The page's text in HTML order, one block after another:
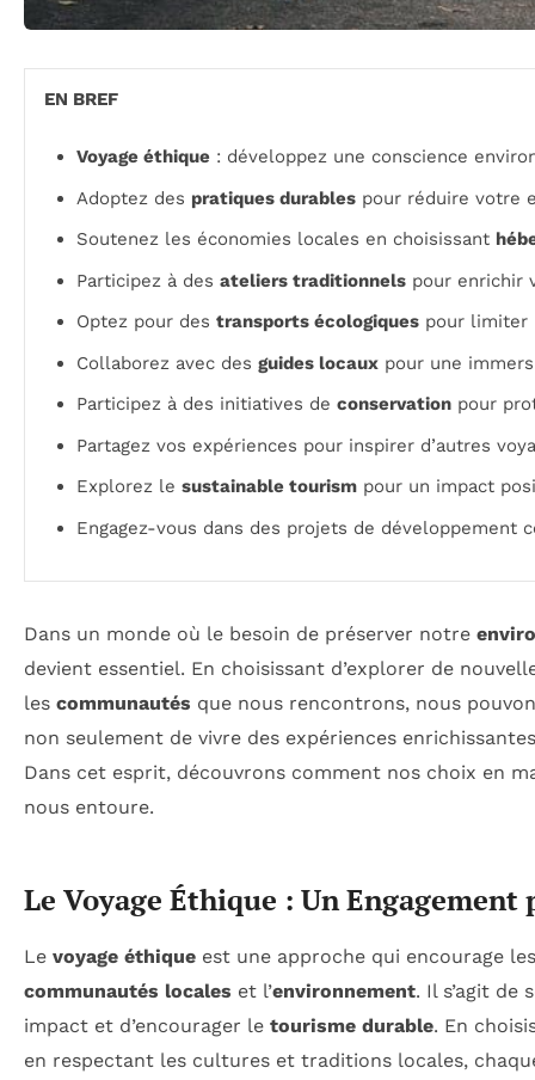
EN BREF
Voyage éthique : développez une conscience
Adoptez des pratiques durables pour réduire votre
Soutenez les économies locales en choisissant
Participez à des ateliers traditionnels pour enrichir
Optez pour des transports écologiques pour limiter
Collaborez avec des guides locaux pour une
Participez à des initiatives de conservation pour
Partagez vos expériences pour inspirer d’autres
Explorez le sustainable tourism pour un impact
Engagez-vous dans des projets de développement
Dans un monde où le besoin de préserver notre
devient essentiel. En choisissant d’explorer de
les communautés que nous rencontrons, nous
non seulement de vivre des expériences
Dans cet esprit, découvrons comment nos choix en
nous entoure.
Le Voyage Éthique : Un Engagement
Le voyage éthique est une approche qui encourage
communautés locales et l’environnement. Il s’agit de
impact et d’encourager le tourisme durable. En
en respectant les cultures et traditions locales,